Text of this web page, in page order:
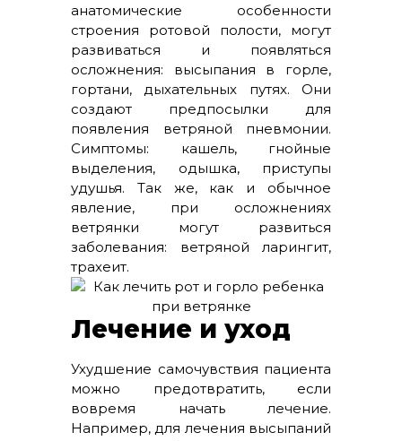
анатомические особенности
строения ротовой полости, могут
развиваться и появляться
осложнения: высыпания в горле,
гортани, дыхательных путях. Они
создают предпосылки для
появления ветряной пневмонии.
Симптомы: кашель, гнойные
выделения, одышка, приступы
удушья. Так же, как и обычное
явление, при осложнениях
ветрянки могут развиться
заболевания: ветряной ларингит,
трахеит.
Лечение и уход
Ухудшение самочувствия пациента
можно предотвратить, если
вовремя начать лечение.
Например, для лечения высыпаний